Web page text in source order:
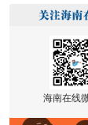
海南在线